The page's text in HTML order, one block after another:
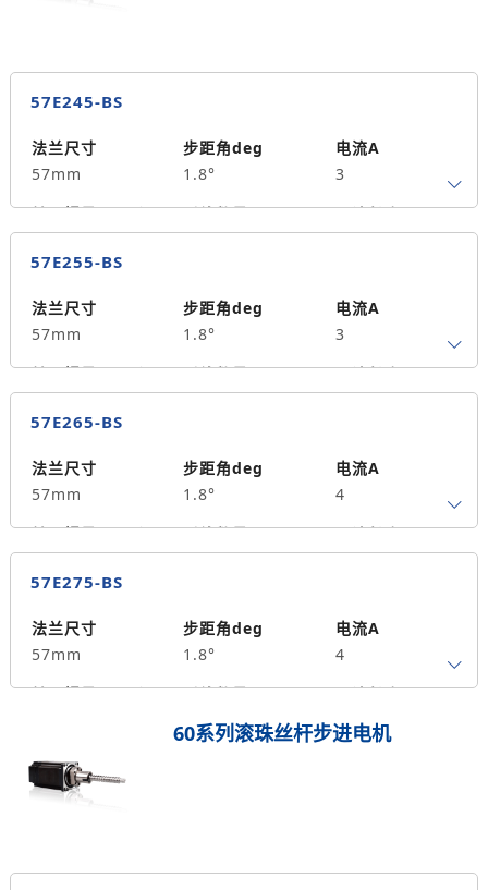
57E245-BS
法兰尺寸
57mm
步距角deg
1.8°
电流A
3
转子惯量g.cm²
4
引线数量
45
马达长度mm
0.7
190
57E255-BS
法兰尺寸
57mm
步距角deg
1.8°
电流A
3
转子惯量g.cm²
4
引线数量
55
马达长度mm
0.9
300
57E265-BS
法兰尺寸
57mm
步距角deg
1.8°
电流A
4
转子惯量g.cm²
4
引线数量
65
马达长度mm
1.5
390
57E275-BS
法兰尺寸
57mm
步距角deg
1.8°
电流A
4
转子惯量g.cm²
引线数量
75
马达长度mm
1.8
保持力矩N.m
500
60系列滚珠丝杆步进电机